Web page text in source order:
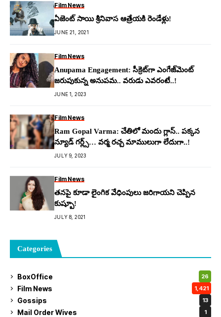
Film News
ఏజెంట్ సాయి శ్రీనివాస ఆత్రేయకి రెండేళ్లు!
JUNE 21, 2021
Film News
Anupama Engagement: సీక్రెట్‌గా ఎంగేజ్‌మెంట్
జ‌రుపుకున్న అనుప‌మ‌.. వ‌రుడు ఎవ‌రంటే..!
JUNE 1, 2023
Film News
Ram Gopal Varma: చేతిలో మందు గ్లాస్.. ప‌క్క‌న
న్యూడ్ గ‌ర్ల్స్… వ‌ర్మ ర‌చ్చ మాములుగా లేదుగా..!
JULY 9, 2023
Film News
తనపై కూడా లైంగిక వేధింపులు జరిగాయని చెప్పిన
కుష్బూ!
JULY 8, 2021
Categories
BoxOffice 26
Film News 1,421
Gossips 13
Mail Order Wives 1